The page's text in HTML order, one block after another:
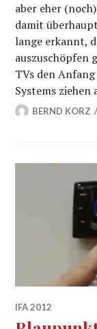
aber eher
damit
lange erkannt,
auszuschöpfen
TVs den
Systems
BERND KORZ
IFA 2012